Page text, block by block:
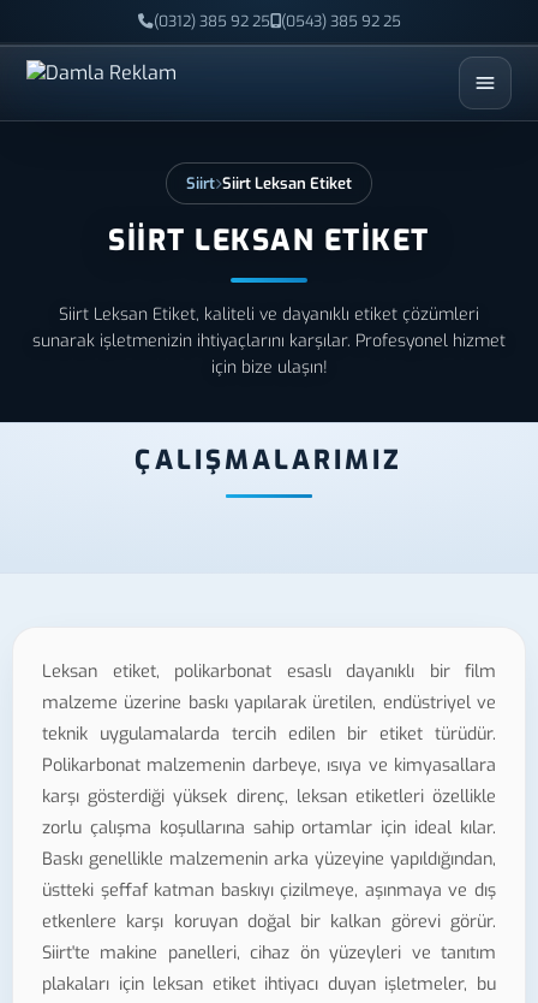
(0312) 385 92 25 (0543) 385 92 25
ESC
Siirt Siirt Leksan Etiket
SIIRT LEKSAN ETIKET
Siirt Leksan Etiket, kaliteli ve dayanıklı etiket çözümleri
sunarak işletmenizin ihtiyaçlarını karşılar. Profesyonel hizmet
için bize ulaşın!
ÇALIŞMALARIMIZ
Leksan etiket, polikarbonat esaslı dayanıklı bir film
malzeme üzerine baskı yapılarak üretilen, endüstriyel ve
teknik uygulamalarda tercih edilen bir etiket türüdür.
Polikarbonat malzemenin darbeye, ısıya ve kimyasallara
karşı gösterdiği yüksek direnç, leksan etiketleri özellikle
zorlu çalışma koşullarına sahip ortamlar için ideal kılar.
Baskı genellikle malzemenin arka yüzeyine yapıldığından,
üstteki şeffaf katman baskıyı çizilmeye, aşınmaya ve dış
etkenlere karşı koruyan doğal bir kalkan görevi görür.
Siirt'te makine panelleri, cihaz ön yüzeyleri ve tanıtım
plakaları için leksan etiket ihtiyacı duyan işletmeler, bu